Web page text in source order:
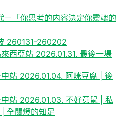
－「你思考的内容決定你靈魂的
260131-260202
西亞站 2026.01.31. 最後一場
站 2026.01.04. 阿咪豆腐 | 後
站 2026.01.03. 不好意鼠 | 私
全關燈的知足